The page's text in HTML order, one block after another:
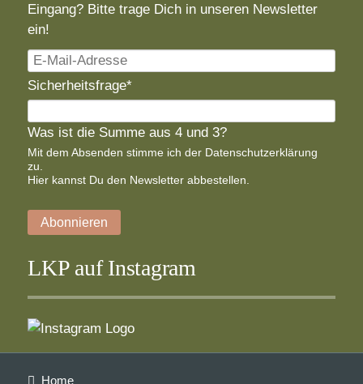
Eingang? Bitte trage Dich in unseren Newsletter
ein!
E-
Mail-
Adresse
Pflichtfeld
Sicherheitsfrage*
Was ist die Summe aus 4 und 3?
Mit dem Absenden stimme ich der Datenschutzerklärung
zu.
Hier kannst Du den Newsletter abbestellen.
Abonnieren
LKP auf Instagram
Navigation
Home